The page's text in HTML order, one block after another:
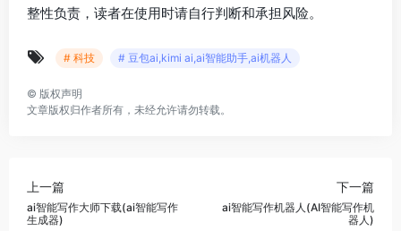
整性负责，读者在使用时请自行判断和承担风险。
# 科技 # 豆包ai,kimi ai,ai智能助手,ai机器人
© 版权声明
文章版权归作者所有，未经允许请勿转载。
上一篇
ai智能写作大师下载(ai智能写作
生成器)
下一篇
ai智能写作机器人(AI智能写作机
器人)